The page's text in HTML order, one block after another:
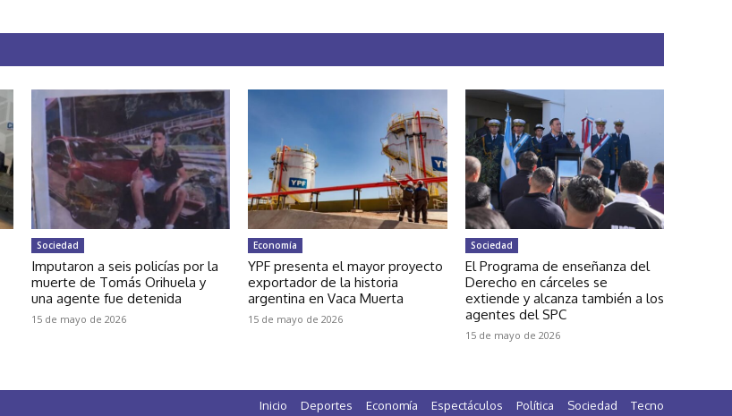
Sociedad
Imputaron a seis policías por la
muerte de Tomás Orihuela y
una agente fue detenida
15 de mayo de 2026
Economía
YPF presenta el mayor proyecto
exportador de la historia
argentina en Vaca Muerta
15 de mayo de 2026
Sociedad
El Programa de enseñanza del
Derecho en cárceles se
extiende y alcanza también a los
agentes del SPC
15 de mayo de 2026
Inicio Deportes Economía Espectáculos Política Sociedad Tecno